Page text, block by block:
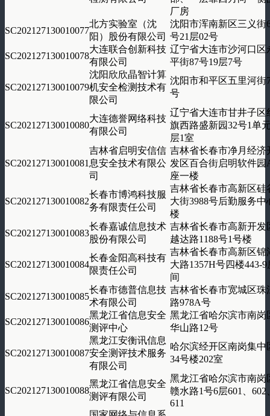
厂房
SC202127130010077
北方实验室（沈
阳）股份有限公司
沈阳市浑南新区三义街
号21层02号
SC202127130010078
大连联合创新科技
有限公司
辽宁省大连市沙河口区
平街87号19层7号
SC202127130010079
沈阳欣欣晶智计算
机安全检测技术有
限公司
沈阳市和平区五里河街
号
SC202127130010080
大连德誉网络科技
有限公司
辽宁省大连市甘井子区
旗西路盛新园32号1单
层1室
SC202127130010081
吉林省启明安信信
息安全技术有限公
司
吉林省长春市净月经济
发区百合街启明软件园
座一楼
SC202127130010082
长春市博鸿科技服
务有限责任公司
吉林省长春市高新区硅
大街3988号后勤服务中
楼
SC202127130010083
长春嘉诚信息技术
股份有限公司
吉林省长春市高新开发
越达路1188号1号楼
SC202127130010084
长春金阳高科技有
限责任公司
吉林省长春市高新区锦
大路1357H号四楼443-9
间
SC202127130010085
长春市德普信息技
术有限公司
吉林省长春市宽城区珠
路978A号
SC202127130010086
黑龙江省信息安全
测评中心
黑龙江省哈尔滨市南岗
华山路12号
SC202127130010087
黑龙江安衡讯信息
安全测评技术服务
有限公司
哈尔滨经开区南岗集中
34号楼202室
SC202127130010088
黑龙江省信息安全
测评有限公司
黑龙江省哈尔滨市南岗
赣水路1号6层601、602
611